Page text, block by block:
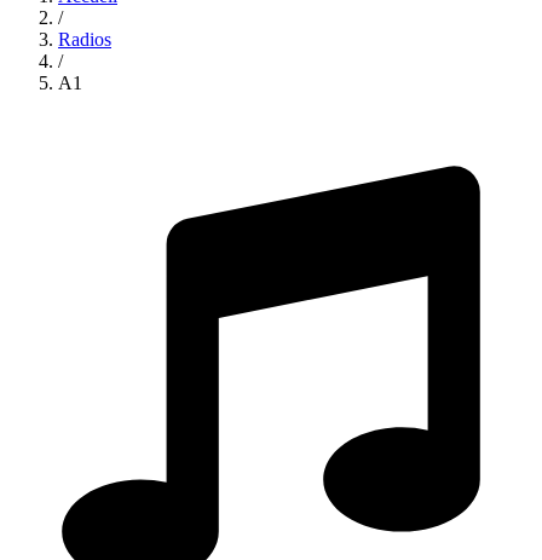
/
Radios
/
A1